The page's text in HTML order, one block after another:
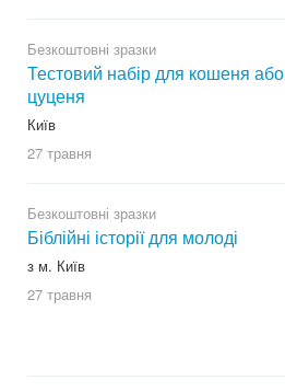
Безкоштовні зразки
Тестовий набір для кошеня або
цуценя
Київ
27 травня
Безкоштовні зразки
Біблійні історії для молоді
з м. Київ
27 травня